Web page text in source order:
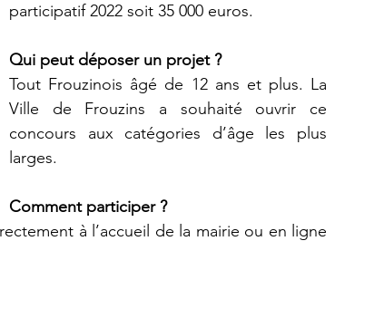
participatif 2022 soit 35 000 euros.
Qui peut déposer un projet ?
Tout Frouzinois âgé de 12 ans et plus. La
Ville de Frouzins a souhaité ouvrir ce
concours aux catégories d’âge les plus
larges.
Comment participer ?
à l’accueil de la mairie ou en ligne